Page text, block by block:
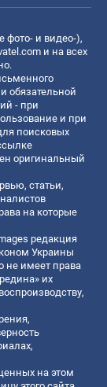
фото- и видео-),
и на всех
обязательной
- при
и при
поисковых
оригинальный
статьи,
на которые
редакция
Украины
не имеет права
их
на этом